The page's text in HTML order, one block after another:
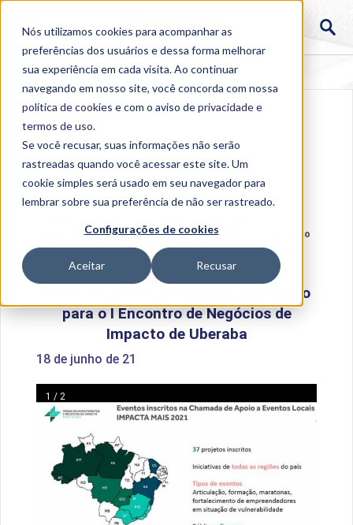
Nós utilizamos cookies para acompanhar as
preferências dos usuários e dessa forma melhorar
sua experiência em cada visita. Ao continuar
navegando em nosso site, você concorda com nossa
política de cookies e com o aviso deprivacidade e
termos de uso.
Se você recusar, suas informações não serão
rastreadas quando você acessar este site. Um
cookie simples será usado em seu navegador para
lembrar sobre sua preferência de não ser rastreado.
Configurações de cookies
Aceitar Recusar
Unitecne-Uniube conquista aprovação para o I Encontro
de Negócios de Impacto de Uberaba
Unitecne-Uniube conquista aprovação
para o I Encontro de Negócios de
Impacto de Uberaba
18 de junho de 21
1 / 2